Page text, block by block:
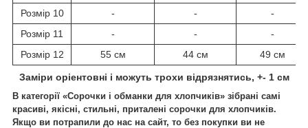
Розмір 10
- -
-
Розмір 11
- -
-
Розмір 12
55 см 44 см 49 см
Заміри оріентовні і можуть трохи відрязнятись, +- 1 см
В категорії «Сорочки і обманки для хлопчиків» зібрані самі
красиві, якісні, стильні, приталені сорочки для хлопчиків.
Якщо ви потрапили до нас на сайт, то без покупки ви не